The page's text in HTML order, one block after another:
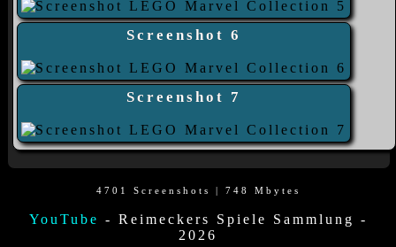
Screenshot 6
Screenshot 7
4701 Screenshots | 748 Mbytes
YouTube - Reimeckers Spiele Sammlung -
2026